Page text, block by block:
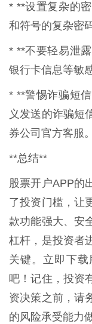
* **设置复杂的
和符号的复杂密
* **不要轻易泄
银行卡信息等敏
* **警惕诈骗短
义发送的诈骗短
券公司官方客服。
**总结**
股票开户APP的
了投资门槛，让
款功能强大、安
杠杆，是投资者
关键。立即下
吧！记住，投资
资决策之前，请
的风险承受能力